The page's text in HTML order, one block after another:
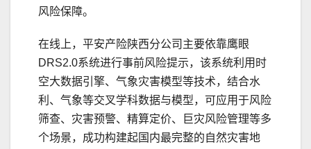
风险保障。
在线上，平安产险陕西分公司主要依靠鹰眼
DRS2.0系统进行事前风险提示，该系统利用时
空大数据引擎、气象灾害模型等技术，结合水
利、气象等交叉学科数据与模型，可应用于风险
筛查、灾害预警、精算定价、巨灾风险管理等多
个场景，成功构建起国内最完整的自然灾害地